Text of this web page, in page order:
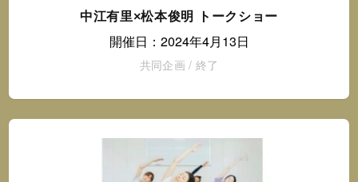
中江有里×松本俊明 トークショー
開催日：2024年4月13日
共同企画 / 終了